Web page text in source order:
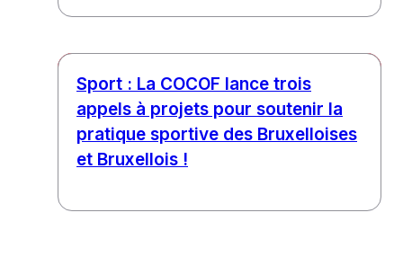
Sport : La COCOF lance trois
appels à projets pour soutenir la
pratique sportive des Bruxelloises
et Bruxellois !